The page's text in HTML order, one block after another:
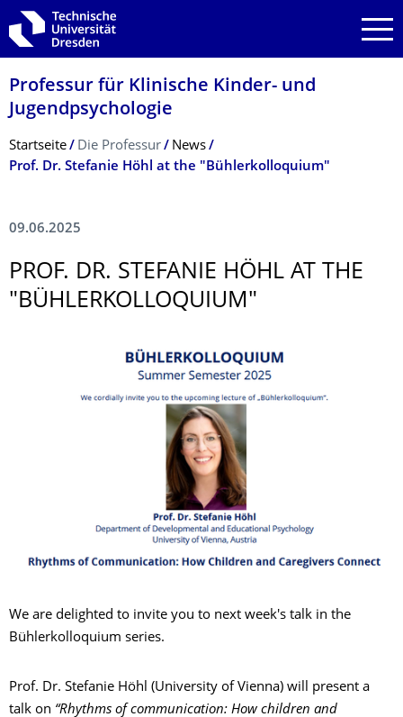
Zur Hauptnavigation springen
Zur Suche springen
Zum Inhalt springen
Professur für Klinische Kinder- und
Jugendpsychologie
Breadcrumb-Menü
Startseite Die Professur
News
Prof. Dr. Stefanie Höhl at the "Bühlerkolloquium"
09.06.2025
PROF. DR. STEFANIE HÖHL AT THE
"BÜHLERKOLLOQUI­UM"
We are delighted to invite you to next week's talk in the
Bühlerkolloquium series.
Prof. Dr. Stefanie Höhl (University of Vienna) will present a
talk on “Rhythms of communication: How children and